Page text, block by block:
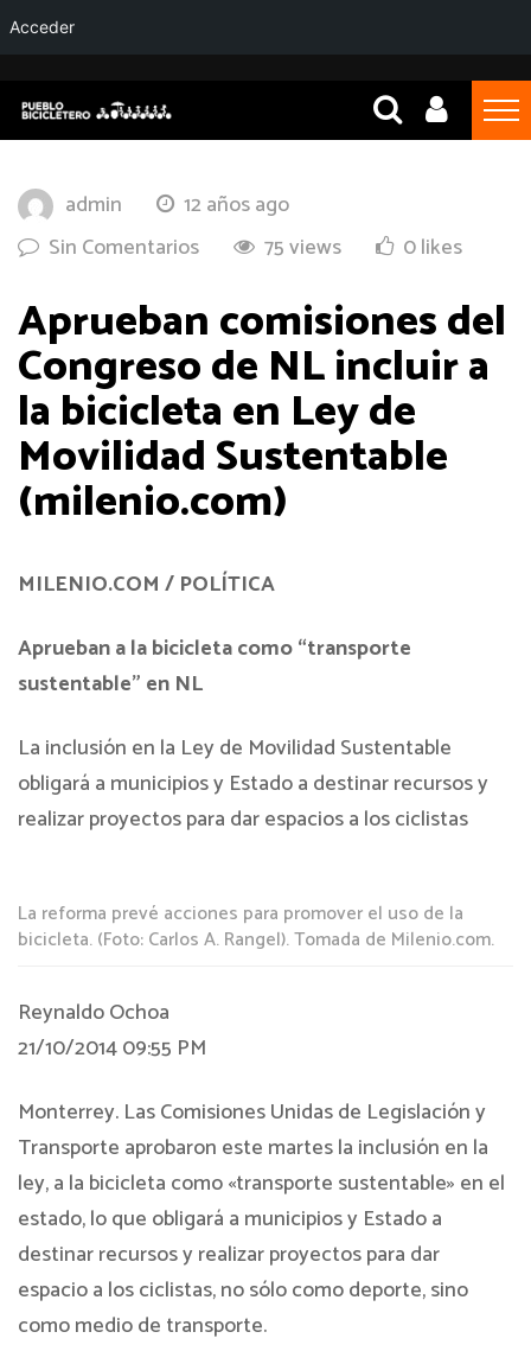
admin
12 años ago
Sin Comentarios
75 views 0 likes
Aprueban comisiones del
Congreso de NL incluir a
la bicicleta en Ley de
Movilidad Sustentable
(milenio.com)
MILENIO.COM / POLÍTICA
Aprueban a la bicicleta como “transporte
sustentable” en NL
La inclusión en la Ley de Movilidad Sustentable
obligará a municipios y Estado a destinar recursos y
realizar proyectos para dar espacios a los ciclistas
La reforma prevé acciones para promover el uso de la
bicicleta. (Foto: Carlos A. Rangel). Tomada de Milenio.com.
Reynaldo Ochoa
21/10/2014 09:55 PM
Monterrey. Las Comisiones Unidas de Legislación y
Transporte aprobaron este martes la inclusión en la
ley, a la bicicleta como «transporte sustentable» en el
estado, lo que obligará a municipios y Estado a
destinar recursos y realizar proyectos para dar
espacio a los ciclistas, no sólo como deporte, sino
como medio de transporte.
Acceder